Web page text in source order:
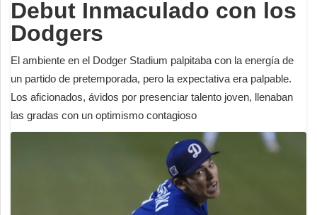
Debut Inmaculado con los
Dodgers
El ambiente en el Dodger Stadium palpitaba con la energía de
un partido de pretemporada, pero la expectativa era palpable.
Los aficionados, ávidos por presenciar talento joven, llenaban
las gradas con un optimismo contagioso